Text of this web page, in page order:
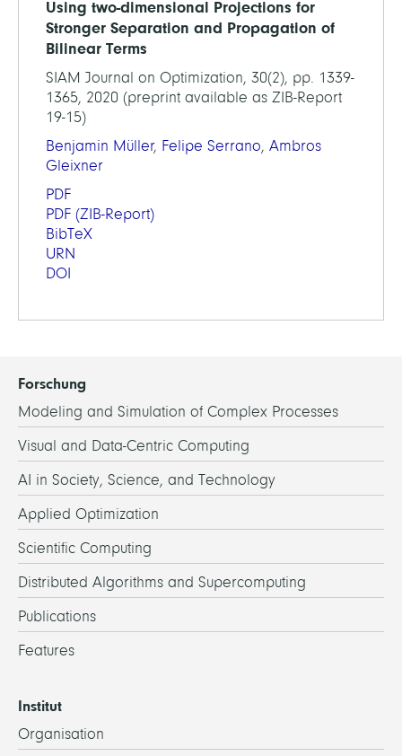
Using two-dimensional Projections for
Stronger Separation and Propagation of
Bilinear Terms
SIAM Journal on Optimization, 30(2), pp. 1339-
1365, 2020 (preprint available as ZIB-Report
19-15)
Benjamin Müller, Felipe Serrano, Ambros
Gleixner
PDF
PDF (ZIB-Report)
BibTeX
URN
DOI
Forschung
Modeling and Simulation of Complex Processes
Visual and Data-Centric Computing
AI in Society, Science, and Technology
Applied Optimization
Scientific Computing
Distributed Algorithms and Supercomputing
Publications
Features
Institut
Organisation